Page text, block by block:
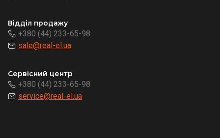
Відділ продажу
+380 (44) 233-65-98
sale@real-el.ua
Сервісний центр
+380 (44) 233-65-98
service@real-el.ua